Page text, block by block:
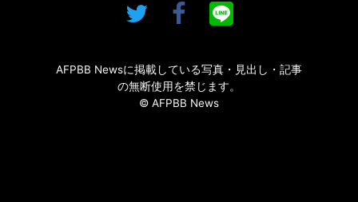
AFPBB Newsに掲載している写真・見出し・記事
の無断使用を禁じます。
© AFPBB News